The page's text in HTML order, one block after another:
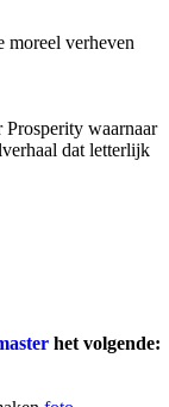
moreel verheven
Prosperity waarnaar
dat letterlijk
het volgende: